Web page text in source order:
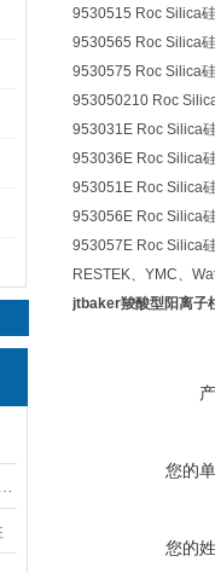
9530515 Roc Silica
9530565 Roc Silica
9530575 Roc Silica
953050210 Roc
953031E Roc Silica
953036E Roc Silica
953051E Roc Silica
953056E Roc Silica
953057E Roc Silica
RESTEK、YMC、
jtbaker羧酸型阳离子
您的
您的